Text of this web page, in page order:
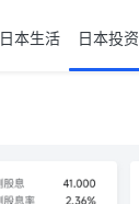
日本生活 日本投资